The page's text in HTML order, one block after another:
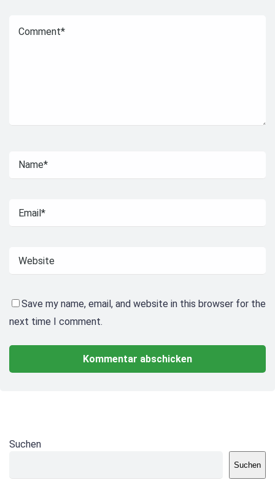
Save my name, email, and website in this browser for the
next time I comment.
Suchen
Suchen